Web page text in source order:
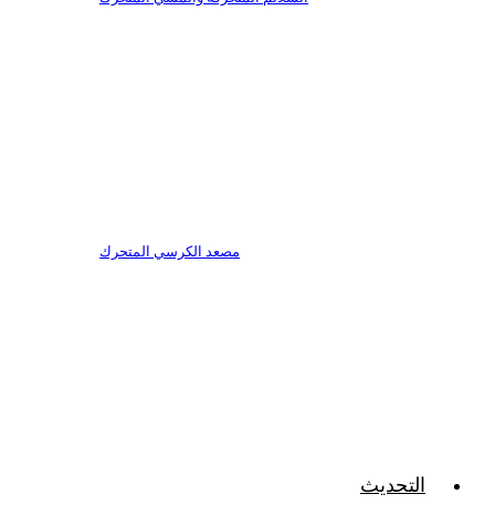
مصعد الكرسي المتحرك
التحديث